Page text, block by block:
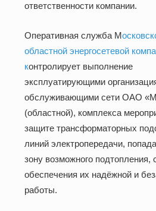
ответственности компании.
Оперативная служба М
областной энергосетевой
контролирует выполнение
эксплуатирующими
обслуживающими сети ОАО
(областной), комплекса
защите трансформаторных
линий электропередачи,
зону возможного подтопления,
обеспечения их надёжной и
работы.